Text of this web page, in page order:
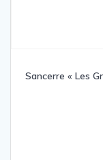
Sancerre « Les